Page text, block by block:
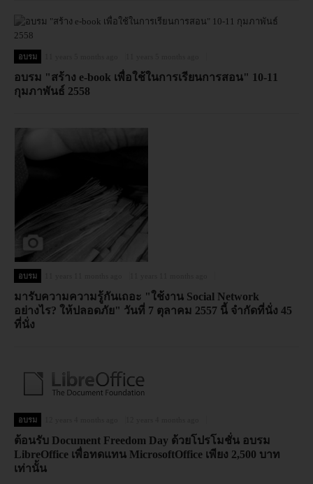
อบรม
อบรม "สร้าง e-book เพื่อใช้ในการเรียนการสอน" 10-11
กุมภาพันธ์ 2558
อบรม
มารับความความรู้กันเถอะ "ใช้งาน Social Network
อย่างไร? ให้ปลอดภัย" วันที่ 7 ตุลาคม 2557 นี้ จำกัดที่นั่ง 45
ที่นั่ง
อบรม
ต้อนรับ Document Freedom Day ด้วยโปรโมชั่น อบรม
LibreOffice เพื่อทดแทน MicrosoftOffice เพียง 2,500 บาท
เท่านั้น